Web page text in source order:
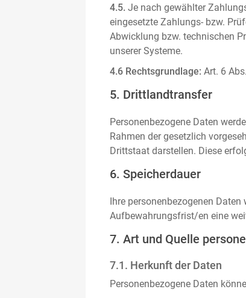
4.5. Je nach gewählter
eingesetzte Zahlungs- bzw.
Abwicklung bzw. technischen
unserer Systeme.
4.6 Rechtsgrundlage: Art. 6
5. Drittlandtransfer
Personenbezogene Daten
Rahmen der gesetzlich
Drittstaat darstellen. Diese
6. Speicherdauer
Ihre personenbezogenen
Aufbewahrungsfrist/en eine
7. Art und Quelle
7.1. Herkunft der Daten
Personenbezogene Daten